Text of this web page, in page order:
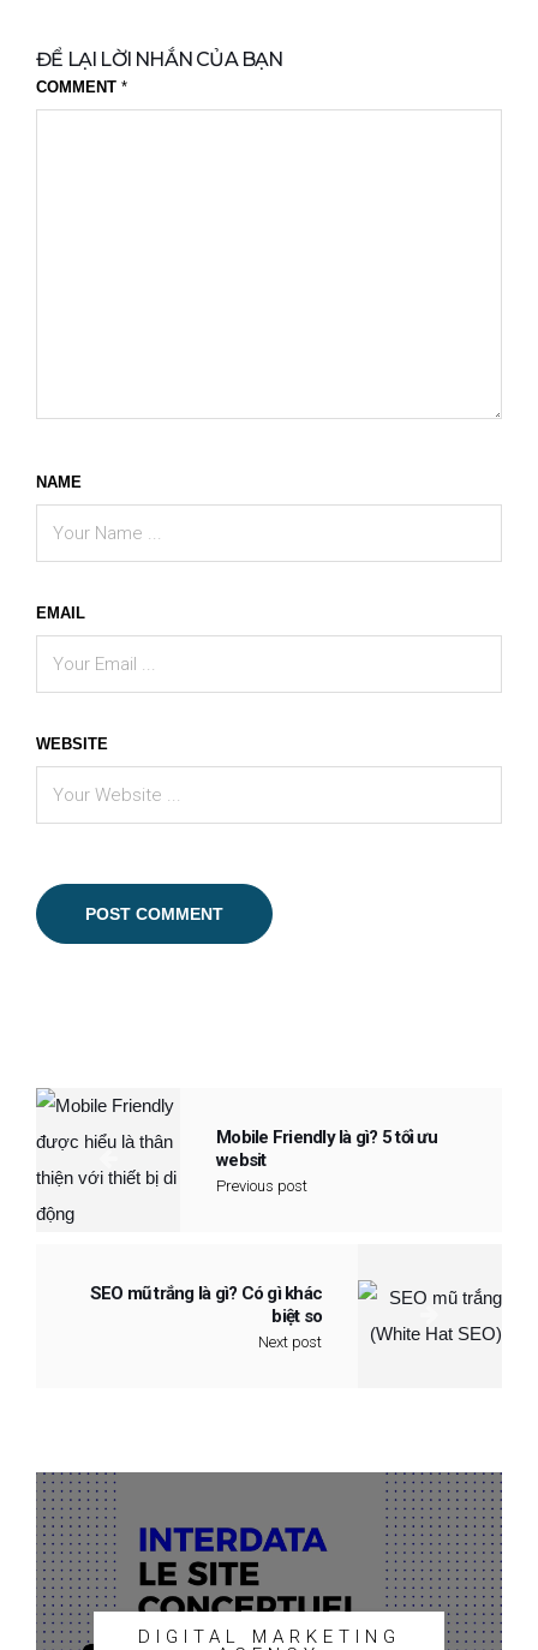
ĐỂ LẠI LỜI NHẮN CỦA BẠN
COMMENT *
NAME
EMAIL
WEBSITE
Mobile Friendly là gì? 5 tối ưu
websit
Previous post
SEO mũ trắng là gì? Có gì khác
biệt so
Next post
DIGITAL MARKETING